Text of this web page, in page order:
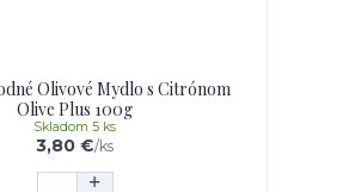
Olivové Mydlo s Citrónom
Olive Plus 100g
3,80 €/ks
Skladom 5 ks